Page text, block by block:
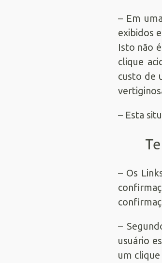
– Em
exibidos
Isto não
clique
custo de
– Esta
– Os
–
usuário
um